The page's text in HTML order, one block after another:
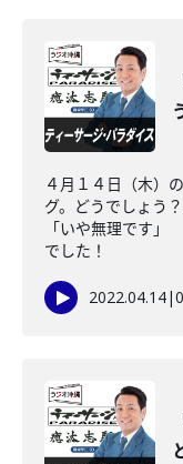
４月１４日（木）
グ。どうでしょう
「いや無理です
でした！
2022.04.14|